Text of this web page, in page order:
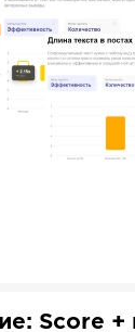
Score +